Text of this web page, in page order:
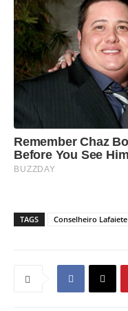
TAGS Conselheiro Lafaiete